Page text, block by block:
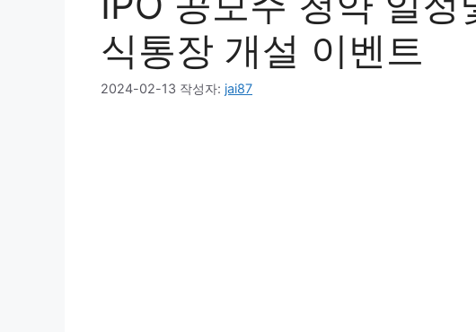
식통장 개설 이벤트
2024-02-13 작성자: jai87